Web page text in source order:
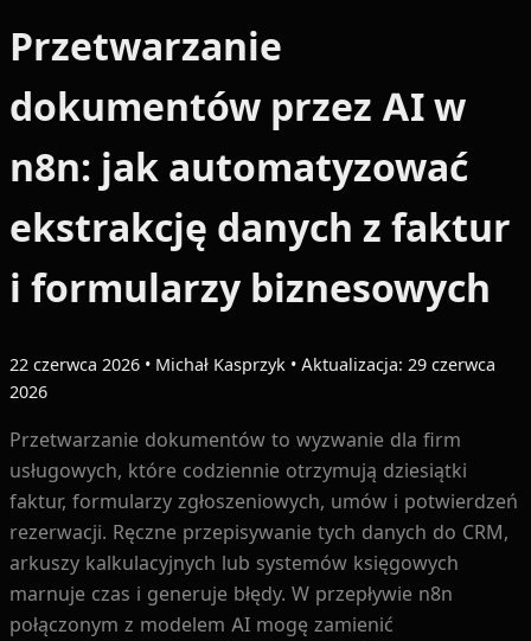
Przetwarzanie
dokumentów przez AI w
n8n: jak automatyzować
ekstrakcję danych z faktur
i formularzy biznesowych
22 czerwca 2026 • Michał Kasprzyk • Aktualizacja: 29 czerwca
2026
Przetwarzanie dokumentów to wyzwanie dla firm
usługowych, które codziennie otrzymują dziesiątki
faktur, formularzy zgłoszeniowych, umów i potwierdzeń
rezerwacji. Ręczne przepisywanie tych danych do CRM,
arkuszy kalkulacyjnych lub systemów księgowych
marnuje czas i generuje błędy. W przepływie n8n
połączonym z modelem AI mogę zamienić